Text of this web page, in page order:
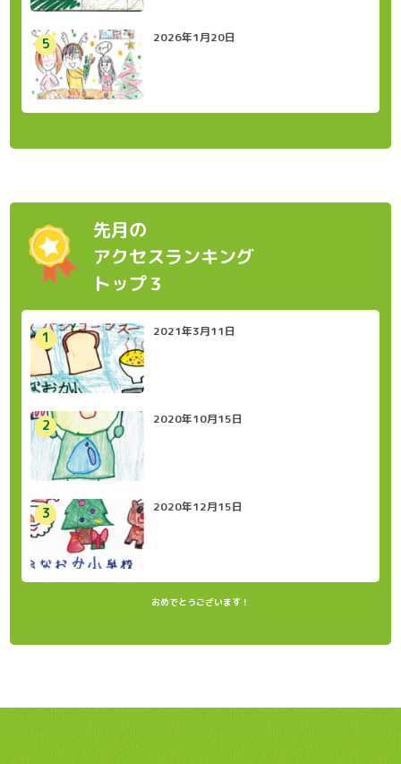
2026年1月20日
先月の
アクセスランキング
トップ３
2021年3月11日
2020年10月15日
2020年12月15日
おめでとうございます！